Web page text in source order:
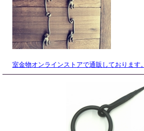
室金物オンラインストアで通販しております。